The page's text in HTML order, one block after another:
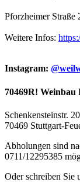
Pforzheimer Straße
Weitere Infos:
Instagram:
70469R! Weinbau
Schenkensteinstr. 20
70469 Stuttgart-
Abholungen sind
0711/12295385
Oder schreiben Sie